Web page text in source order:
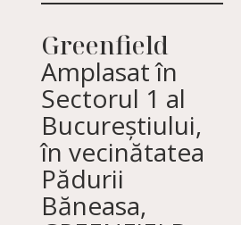
Greenfield
Amplasat în
Sectorul 1 al
Bucureștiului,
în vecinătatea
Pădurii
Băneasa,